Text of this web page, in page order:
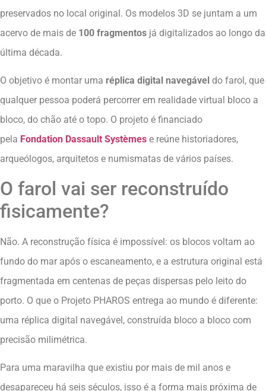
preservados no local original. Os modelos 3D se juntam a um
acervo de mais de 100 fragmentos já digitalizados ao longo da
última década.
O objetivo é montar uma réplica digital navegável do farol, que
qualquer pessoa poderá percorrer em realidade virtual bloco a
bloco, do chão até o topo. O projeto é financiado
pela Fondation Dassault Systèmes e reúne historiadores,
arqueólogos, arquitetos e numismatas de vários países.
O farol vai ser reconstruído
fisicamente?
Não. A reconstrução física é impossível: os blocos voltam ao
fundo do mar após o escaneamento, e a estrutura original está
fragmentada em centenas de peças dispersas pelo leito do
porto. O que o Projeto PHAROS entrega ao mundo é diferente:
uma réplica digital navegável, construída bloco a bloco com
precisão milimétrica.
Para uma maravilha que existiu por mais de mil anos e
desapareceu há seis séculos, isso é a forma mais próxima de